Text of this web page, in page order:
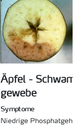
Äpfel -
gewebe
Symptome
Niedrige